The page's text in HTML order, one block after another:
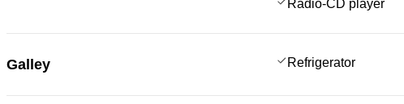
Radio-CD player
Galley Refrigerator